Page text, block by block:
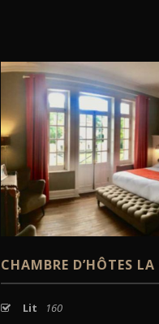
CHAMBRE D’HÔTES
Lit
160